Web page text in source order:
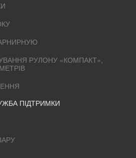
РУЛОНУ «КОМПАКТ»,
ПІДТРИМКИ